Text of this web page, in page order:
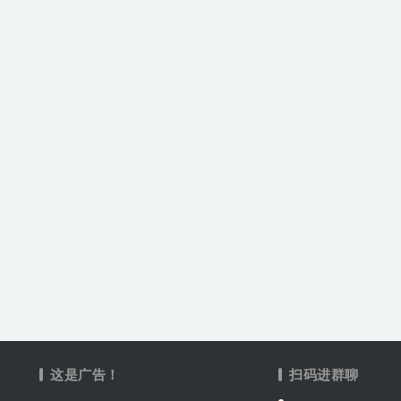
这是广告！ 扫码进群聊